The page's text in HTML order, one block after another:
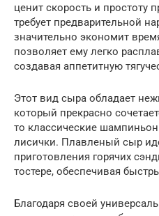
ценит скорость и простоту
требует предварительной
значительно экономит
позволяет ему легко
создавая аппетитную
Этот вид сыра обладает
который прекрасно
то классические
лисички. Плавленый сыр
приготовления горячих
тостере, обеспечивая
Благодаря своей